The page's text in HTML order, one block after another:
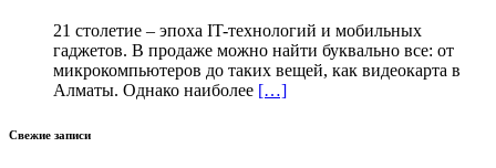
21 столетие – эпоха IT-технологий и мобильных
гаджетов. В продаже можно найти буквально все: от
микрокомпьютеров до таких вещей, как видеокарта в
Алматы. Однако наиболее […]
Свежие записи